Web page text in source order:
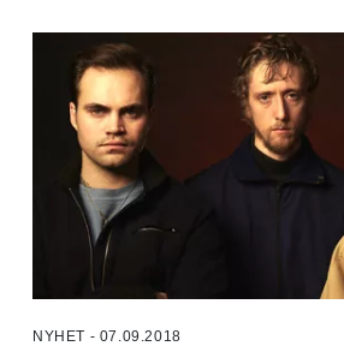
NYHET - 07.09.2018